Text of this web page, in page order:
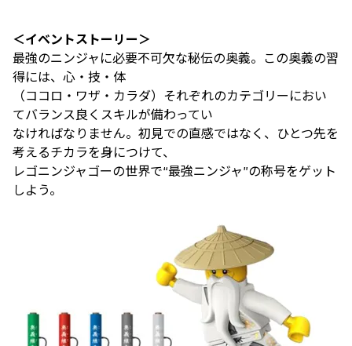
＜イベントストーリー＞
最強のニンジャに必要不可欠な秘伝の奥義。この奥義の習
得には、心・技・体
（ココロ・ワザ・カラダ）それぞれのカテゴリーにおい
てバランス良くスキルが備わってい
なければなりません。初見での直感ではなく、ひとつ先を
考えるチカラを身につけて、
レゴニンジャゴーの世界で“最強ニンジャ”の称号をゲット
しよう。